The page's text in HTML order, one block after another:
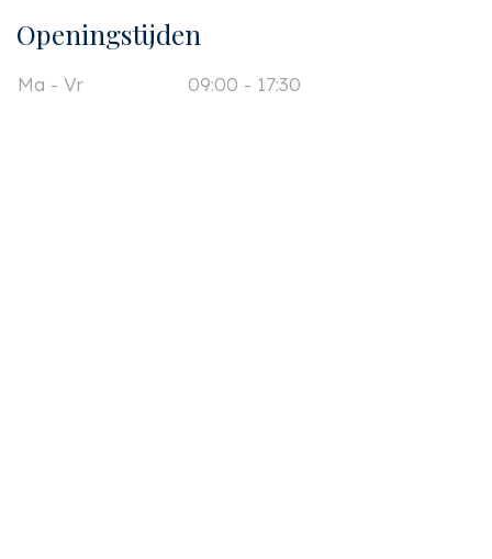
Openingstijden
Ma - Vr 09:00 - 17:30